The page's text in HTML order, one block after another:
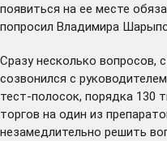
появиться на ее месте
попросил Владимира
Сразу несколько вопросов,
созвонился с
тест-полосок, порядка 130
торгов на один из
незамедлительно решить